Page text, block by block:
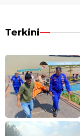
Terkini